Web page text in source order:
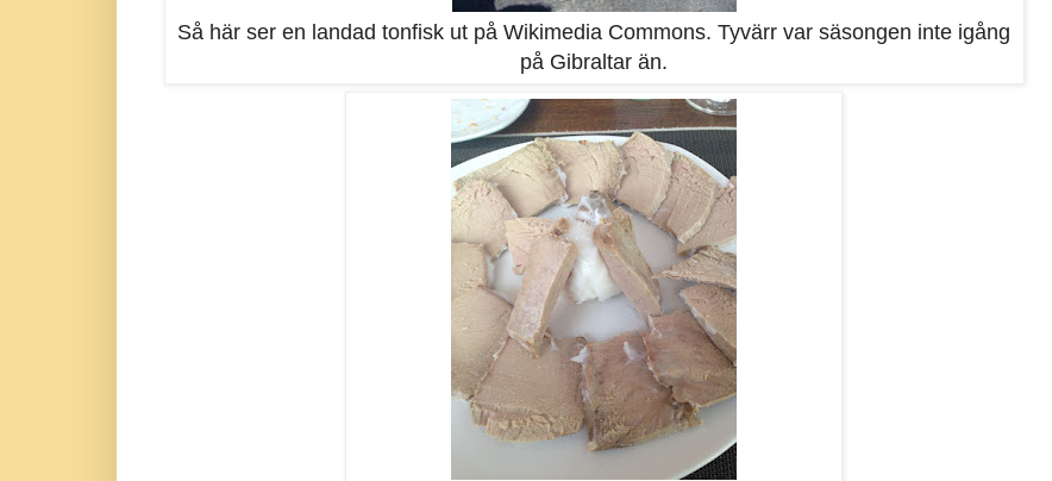
Så här ser en landad tonfisk ut på Wikimedia Commons. Tyvärr var säsongen inte igång
på Gibraltar än.